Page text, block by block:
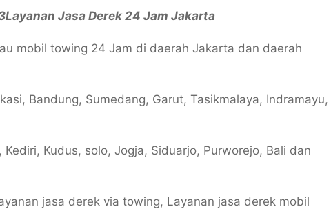
Jasa Derek 24 Jam Jakarta
mobil towing 24 Jam di daerah Jakarta dan daerah
Bandung, Sumedang, Garut, Tasikmalaya, Indramayu,
Kudus, solo, Jogja, Siduarjo, Purworejo, Bali dan
jasa derek via towing, Layanan jasa derek mobil